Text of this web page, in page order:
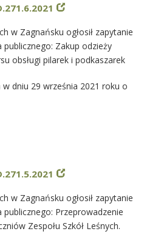
w Zagnańsku ogłosił zapytanie
Zakup odzieży
obsługi pilarek i podkaszarek
w dniu 29 września 2021 roku o
w Zagnańsku ogłosił zapytanie
Przeprowadzenie
Zespołu Szkół Leśnych.